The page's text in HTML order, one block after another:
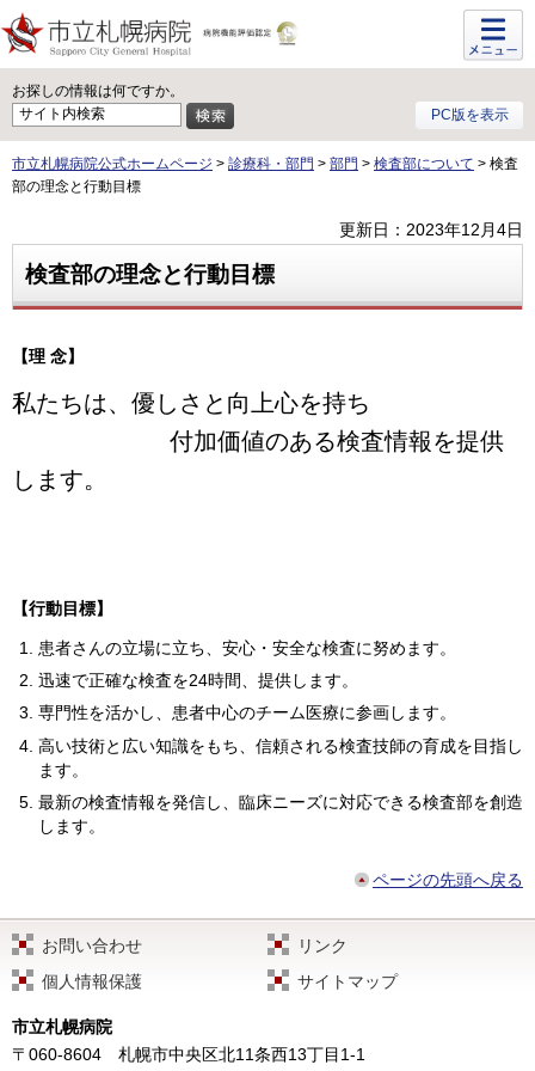
お探しの情報は何ですか。
PC版を表示
メニュ
ー
市立札幌病院公式ホームページ > 診療科・部門 > 部門 > 検査部について > 検査
部の理念と行動目標
更新日：2023年12月4日
検査部の理念と行動目標
【理 念】
私たちは、優しさと向上心を持ち
付加価値のある検査情報を提供
します。
【行動目標】
患者さんの立場に立ち、安心・安全な検査に努めます。
迅速で正確な検査を24時間、提供します。
専門性を活かし、患者中心のチーム医療に参画します。
高い技術と広い知識をもち、信頼される検査技師の育成を目指し
ます。
最新の検査情報を発信し、臨床ニーズに対応できる検査部を創造
します。
ページの先頭へ戻る
お問い合わせ
リンク
個人情報保護
サイトマップ
市立札幌病院
〒060-8604
札幌市中央区北11条西13丁目1-1